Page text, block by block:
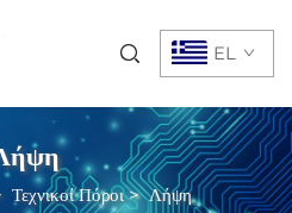
EL
Τεχνικοί Πόροι>Λήψη